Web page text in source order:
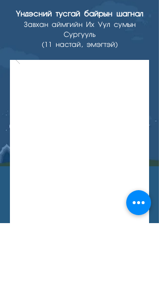
Үндэсний тусгай байрын шагнал
Завхан аймгийн Их Уул сумын
Сургууль
(11 настай, эмэгтэй)